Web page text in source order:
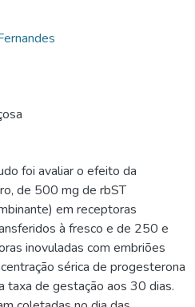
foi avaliar o efeito da
de 500 mg de rbST
em receptoras
à fresco e de 250 e
inovuladas com embriões
sérica de progesterona
taxa de gestação aos 30 dias.